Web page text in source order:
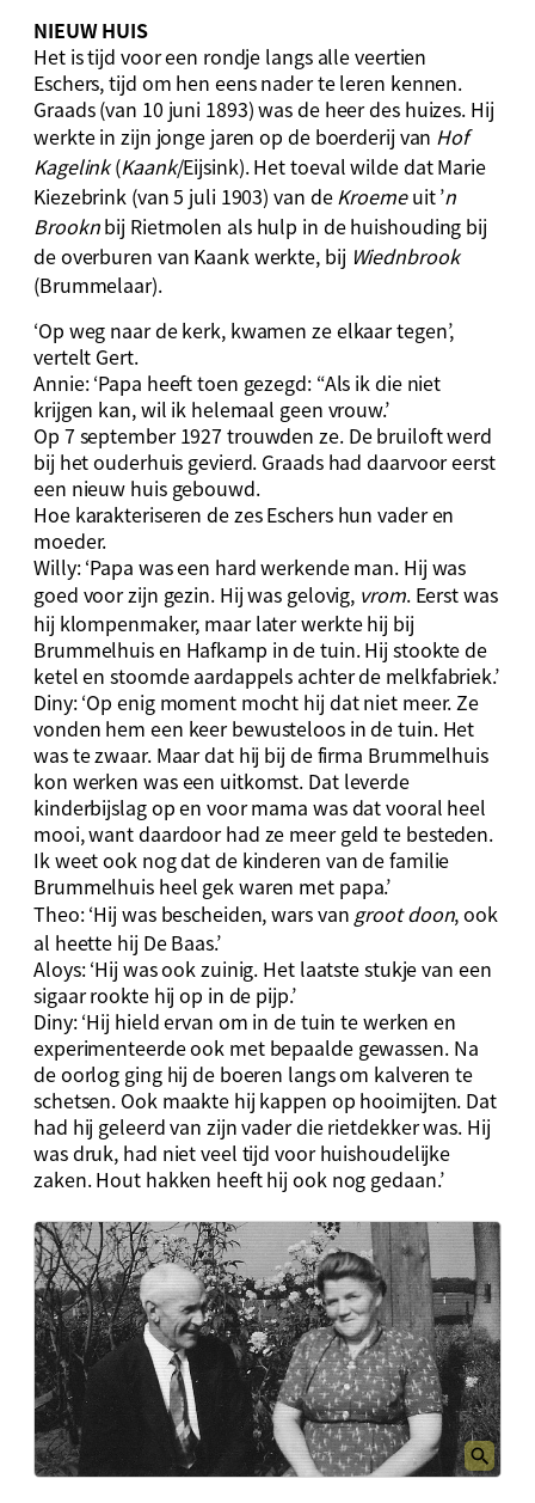
NIEUW HUIS
Het is tijd voor een rondje langs alle veertien
Eschers, tijd om hen eens nader te leren kennen.
Graads (van 10 juni 1893) was de heer des huizes. Hij
werkte in zijn jonge jaren op de boerderij van Hof
Kagelink(Kaank/Eijsink). Het toeval wilde dat Marie
Kiezebrink (van 5 juli 1903) van de Kroemeuit ’n
Brooknbij Rietmolen als hulp in de huishouding bij
de overburen van Kaank werkte, bij Wiednbrook
(Brummelaar).
‘Op weg naar de kerk, kwamen ze elkaar tegen’,
vertelt Gert.
Annie: ‘Papa heeft toen gezegd: “Als ik die niet
krijgen kan, wil ik helemaal geen vrouw.’
Op 7 september 1927 trouwden ze. De bruiloft werd
bij het ouderhuis gevierd. Graads had daarvoor eerst
een nieuw huis gebouwd.
Hoe karakteriseren de zes Eschers hun vader en
moeder.
Willy: ‘Papa was een hard werkende man. Hij was
goed voor zijn gezin. Hij was gelovig, vrom. Eerst was
hij klompenmaker, maar later werkte hij bij
Brummelhuis en Hafkamp in de tuin. Hij stookte de
ketel en stoomde aardappels achter de melkfabriek.’
Diny: ‘Op enig moment mocht hij dat niet meer. Ze
vonden hem een keer bewusteloos in de tuin. Het
was te zwaar. Maar dat hij bij de firma Brummelhuis
kon werken was een uitkomst. Dat leverde
kinderbijslag op en voor mama was dat vooral heel
mooi, want daardoor had ze meer geld te besteden.
Ik weet ook nog dat de kinderen van de familie
Brummelhuis heel gek waren met papa.’
Theo: ‘Hij was bescheiden, wars van groot doon, ook
al heette hij De Baas.’
Aloys: ‘Hij was ook zuinig. Het laatste stukje van een
sigaar rookte hij op in de pijp.’
Diny: ‘Hij hield ervan om in de tuin te werken en
experimenteerde ook met bepaalde gewassen. Na
de oorlog ging hij de boeren langs om kalveren te
schetsen. Ook maakte hij kappen op hooimijten. Dat
had hij geleerd van zijn vader die rietdekker was. Hij
was druk, had niet veel tijd voor huishoudelijke
zaken. Hout hakken heeft hij ook nog gedaan.’